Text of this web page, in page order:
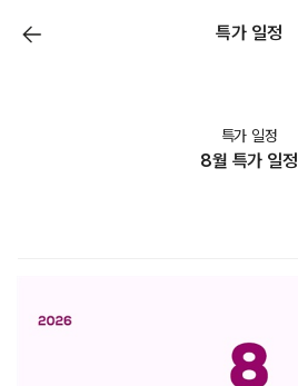
특가 일정
특가 일정
8월 특가 일정